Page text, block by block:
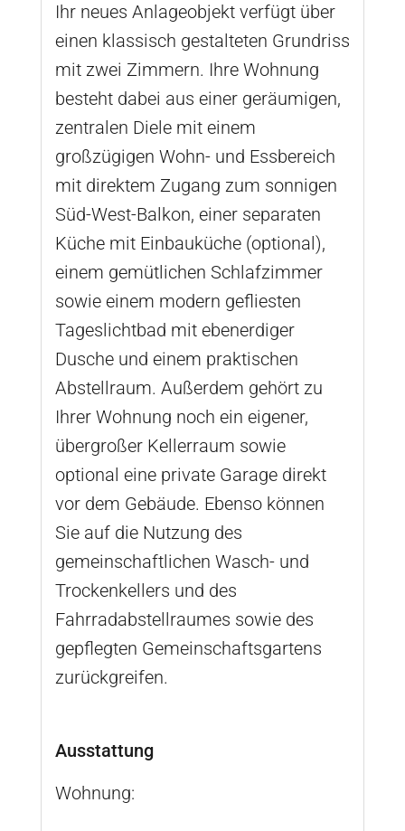
Ihr neues Anlageobjekt verfügt über
einen klassisch gestalteten Grundriss
mit zwei Zimmern. Ihre Wohnung
besteht dabei aus einer geräumigen,
zentralen Diele mit einem
großzügigen Wohn- und Essbereich
mit direktem Zugang zum sonnigen
Süd-West-Balkon, einer separaten
Küche mit Einbauküche (optional),
einem gemütlichen Schlafzimmer
sowie einem modern gefliesten
Tageslichtbad mit ebenerdiger
Dusche und einem praktischen
Abstellraum. Außerdem gehört zu
Ihrer Wohnung noch ein eigener,
übergroßer Kellerraum sowie
optional eine private Garage direkt
vor dem Gebäude. Ebenso können
Sie auf die Nutzung des
gemeinschaftlichen Wasch- und
Trockenkellers und des
Fahrradabstellraumes sowie des
gepflegten Gemeinschaftsgartens
zurückgreifen.
Ausstattung
Wohnung: